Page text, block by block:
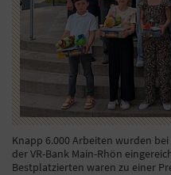
Knapp 6.000 Arbeiten wurden
der VR-Bank Main-Rhön
Bestplatzierten waren zu einer